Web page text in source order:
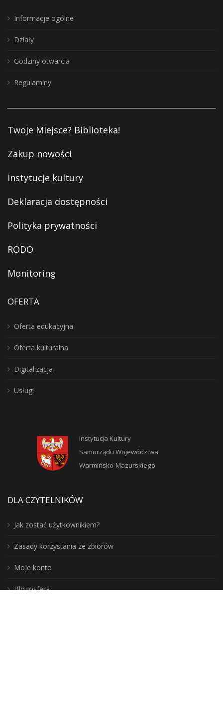
Informacje ogólne
Działy
Godziny otwarcia
Regulaminy
Twoje Miejsce? Biblioteka!
Zakup nowości
Instytucje kultury
Deklaracja dostępności
Polityka prywatności
RODO
Monitoring
OFERTA
Oferta edukacyjna
Oferta kulturalna
Digitalizacja
Usługi
Instytucja Kultury
Samorządu Województwa
Warmińsko-Mazurskiego
DLA CZYTELNIKÓW
Jak zostać użytkownikiem?
Zasady korzystania ze zbiorów
Moje konto
Blogosfera